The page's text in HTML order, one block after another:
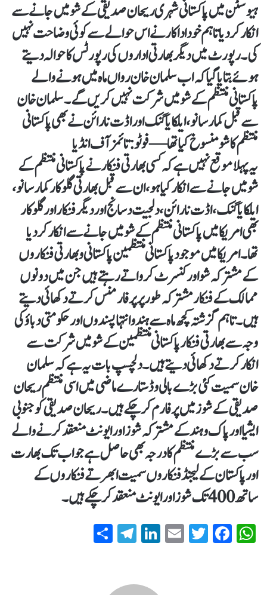
ہیوسٹن میں پاکستانی شہری ریحان صدیقی کے شو میں جانے سے
انکار کردیا تاہم خود اداکار نے اس حوالے سے کوئی وضاحت نہیں
کی۔ رپورٹ میں دیگر بھارتی اداروں کی رپورٹس کا حوالہ دیتے
ہوئے بتایا گیا کہ اب سلمان خان رواں ماہ میں ہونے والے
پاکستانی منتظم کے شو میں شرکت نہیں کریں گے۔ سلمان خان
سے قبل کمار سانو، ایلکا یاگنک اور اڈت نارائن نے بھی پاکستانی
منتظم کا شو منسوخ کیاتھا—فوٹو: تائمز آف انڈیا
یہ پہلا موقع نہیں ہے کہ کسی بھارتی فنکار نے پاکستانی منتظم کے
شو میں جانے سے انکار کیا ہو، ان سے قبل بھارتی گلوکار کمار سانو،
ایلکا یاگنک، اڈت نارائن، دلجیت دسانج اور دیگر فنکار اور گلوکار
بھی امریکا میں پاکستانی منتظم کے شو میں جانے سے انکار کردیا
تھا۔ امریکا میں موجود پاکستانی منتظمین پاکستانی و بھارتی فنکاروں
کے مشترکہ شو اور کنسرٹ کرواتے رہتے ہیں جن میں دونوں
ممالک کے فنکار مشترکہ طور پر پرفارمنس کرتے دکھائی دیتے
ہیں۔تاہم گزشتہ کچھ ماہ سے ہندو انتہاپسندوں اور حکومتی دباؤ کی
وجہ سے بھارتی فنکار پاکستانی منتظمین کے شو میں شرکت سے
انکار کرتے دکھائی دیتے ہیں۔ دلچسپ بات یہ ہے کہ سلمان
خان سمیت کئی بڑے بالی وڈ ستارے ماضی میں اسی منتظم ریحان
صدیقی کے شوز میں پرفارم کر چکے ہیں۔ ریحان صدیقی کو جنوبی
ایشیا اور پاک و ہند کے مشترکہ شوز اور ایونٹ منعقد کرنے والے
سب سے بڑے منتظم کا درجہ بھی حاصل ہے جو اب تک بھارت
اور پاکستان کے لیجنڈ فنکاروں سمیت ابھرتے فنکاروں کے
ساتھ 400 تک شوز اور ایونٹ منعقد کر چکے ہیں۔
W
ha
Fa
ce
T
wi
E
m
Li
nk
T
el